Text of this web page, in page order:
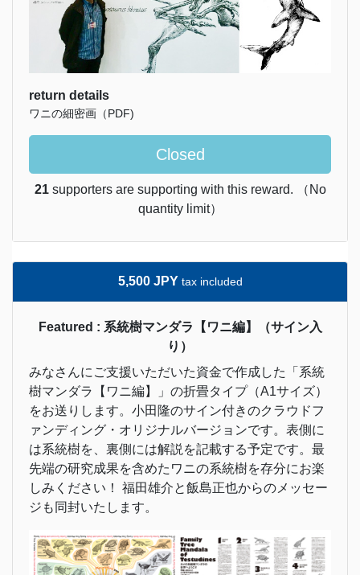
return details
ワニの細密画（PDF)
Closed
21supporters are supporting with this reward. （No
quantity limit）
5,500 JPY tax included
Featured : 系統樹マンダラ【ワニ編】（サイン入
り）
みなさんにご支援いただいた資金で作成した「系統
樹マンダラ【ワニ編】」の折畳タイプ（A1サイズ）
をお送りします。小田隆のサイン付きのクラウドフ
ァンディング・オリジナルバージョンです。表側に
は系統樹を、裏側には解説を記載する予定です。最
先端の研究成果を含めたワニの系統樹を存分にお楽
しみください！ 福田雄介と飯島正也からのメッセー
ジも同封いたします。